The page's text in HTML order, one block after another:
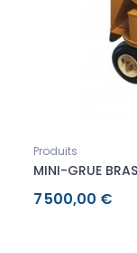
Produits
MINI-GRUE
7 500,00 €